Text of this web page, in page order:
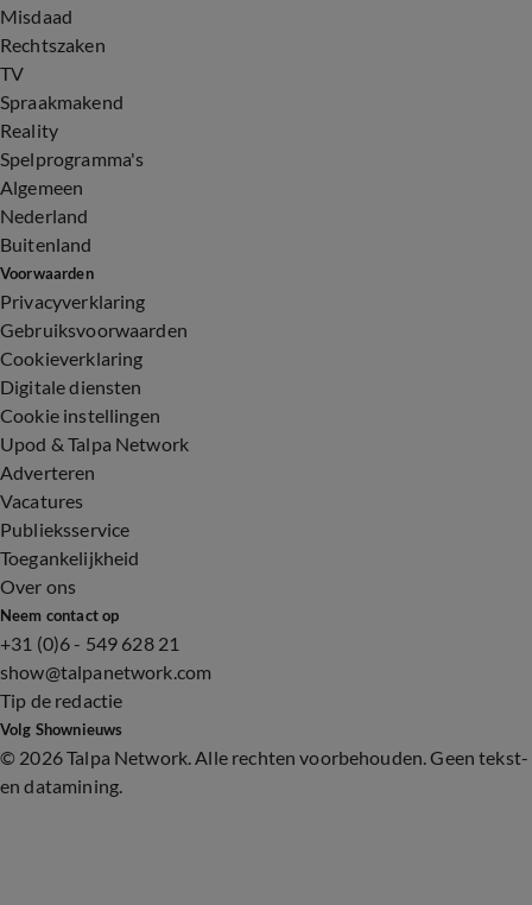
Misdaad
Rechtszaken
TV
Spraakmakend
Reality
Spelprogramma's
Algemeen
Nederland
Buitenland
Voorwaarden
Privacyverklaring
Gebruiksvoorwaarden
Cookieverklaring
Digitale diensten
Cookie instellingen
Upod & Talpa Network
Adverteren
Vacatures
Publieksservice
Toegankelijkheid
Over ons
Neem contact op
+31 (0)6 - 549 628 21
show@talpanetwork.com
Tip de redactie
Volg Shownieuws
© 2026 Talpa Network. Alle rechten voorbehouden. Geen tekst-
en datamining.